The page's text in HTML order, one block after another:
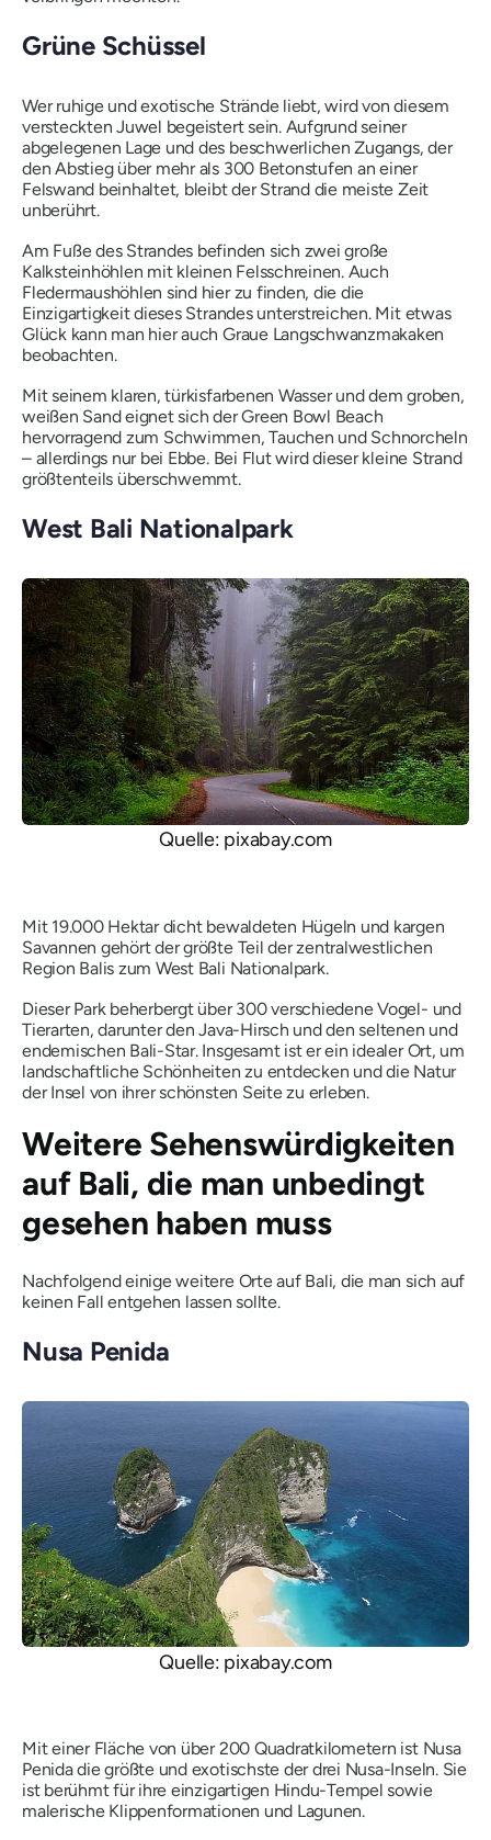
Grüne Schüssel
Wer ruhige und exotische Strände liebt, wird von diesem
versteckten Juwel begeistert sein. Aufgrund seiner
abgelegenen Lage und des beschwerlichen Zugangs, der
den Abstieg über mehr als 300 Betonstufen an einer
Felswand beinhaltet, bleibt der Strand die meiste Zeit
unberührt.
Am Fuße des Strandes befinden sich zwei große
Kalksteinhöhlen mit kleinen Felsschreinen. Auch
Fledermaushöhlen sind hier zu finden, die die
Einzigartigkeit dieses Strandes unterstreichen. Mit etwas
Glück kann man hier auch Graue Langschwanzmakaken
beobachten.
Mit seinem klaren, türkisfarbenen Wasser und dem groben,
weißen Sand eignet sich der Green Bowl Beach
hervorragend zum Schwimmen, Tauchen und Schnorcheln
– allerdings nur bei Ebbe. Bei Flut wird dieser kleine Strand
größtenteils überschwemmt.
West Bali Nationalpark
Quelle: pixabay.com
Mit 19.000 Hektar dicht bewaldeten Hügeln und kargen
Savannen gehört der größte Teil der zentralwestlichen
Region Balis zum West Bali Nationalpark.
Dieser Park beherbergt über 300 verschiedene Vogel- und
Tierarten, darunter den Java-Hirsch und den seltenen und
endemischen Bali-Star. Insgesamt ist er ein idealer Ort, um
landschaftliche Schönheiten zu entdecken und die Natur
der Insel von ihrer schönsten Seite zu erleben.
Weitere Sehenswürdigkeiten
auf Bali, die man unbedingt
gesehen haben muss
Nachfolgend einige weitere Orte auf Bali, die man sich auf
keinen Fall entgehen lassen sollte.
Nusa Penida
Quelle: pixabay.com
Mit einer Fläche von über 200 Quadratkilometern ist Nusa
Penida die größte und exotischste der drei Nusa-Inseln. Sie
ist berühmt für ihre einzigartigen Hindu-Tempel sowie
malerische Klippenformationen und Lagunen.